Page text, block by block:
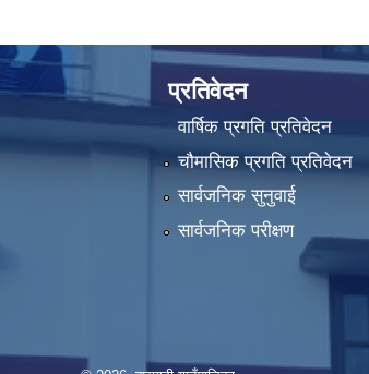
प्रतिवेदन
वार्षिक प्रगति प्रतिवेदन
चौमासिक प्रगति प्रतिवेदन
सार्वजनिक सुनुवाई
सार्वजनिक परीक्षण